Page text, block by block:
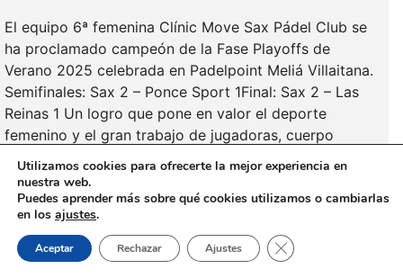
El equipo 6ª femenina Clínic Move Sax Pádel Club se
ha proclamado campeón de la Fase Playoffs de
Verano 2025 celebrada en Padelpoint Meliá Villaitana.
Semifinales: Sax 2 – Ponce Sport 1Final: Sax 2 – Las
Reinas 1 Un logro que pone en valor el deporte
femenino y el gran trabajo de jugadoras, cuerpo
técnico …
Leer más
Categorías
Utilizamos cookies para ofrecerte la mejor experiencia en
nuestra web.
Puedes aprender más sobre qué cookies utilizamos o cambiarlas
en los ajustes.
Aceptar Rechazar Ajustes Cerrar el banner de